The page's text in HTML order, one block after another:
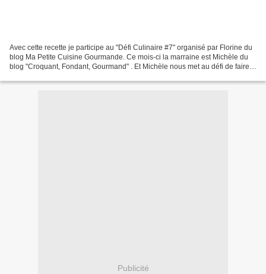
Avec cette recette je participe au "Défi Culinaire #7" organisé par Florine du
blog Ma Petite Cuisine Gourmande. Ce mois-ci la marraine est Michèle du
blog "Croquant, Fondant, Gourmand" . Et Michèle nous met au défi de faire
Publicité